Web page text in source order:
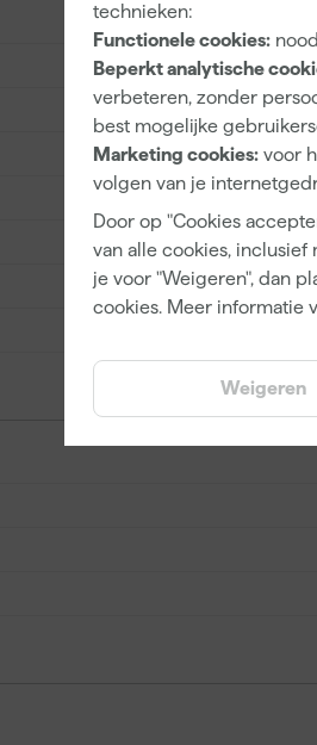
technieken:
Functionele cookies:
Beperkt analytische
verbeteren, zonder
best mogelijke
Marketing cookies: voor
volgen van je
Door op "Cookies
van alle cookies, inclusief
je voor "Weigeren", dan
cookies. Meer informatie
Weigeren